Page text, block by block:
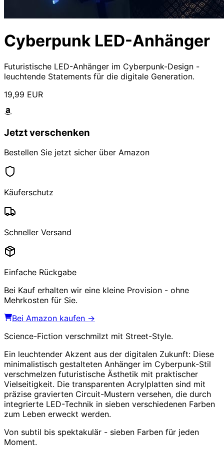
Cyberpunk LED-Anhänger
Futuristische LED-Anhänger im Cyberpunk-Design -
leuchtende Statements für die digitale Generation.
19,99 EUR
Jetzt verschenken
Bestellen Sie jetzt sicher über Amazon
Käuferschutz
Schneller Versand
Einfache Rückgabe
Bei Kauf erhalten wir eine kleine Provision - ohne
Mehrkosten für Sie.
Bei Amazon kaufen →
Science-Fiction verschmilzt mit Street-Style.
Ein leuchtender Akzent aus der digitalen Zukunft: Diese
minimalistisch gestalteten Anhänger im Cyberpunk-Stil
verschmelzen futuristische Ästhetik mit praktischer
Vielseitigkeit. Die transparenten Acrylplatten sind mit
präzise gravierten Circuit-Mustern versehen, die durch
integrierte LED-Technik in sieben verschiedenen Farben
zum Leben erweckt werden.
Von subtil bis spektakulär - sieben Farben für jeden
Moment.